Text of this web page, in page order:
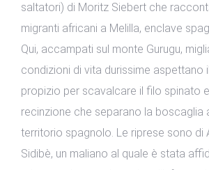
saltatori) di Moritz Siebert che
migranti africani a Melilla, enclave
Qui, accampati sul monte Gurugu,
condizioni di vita durissime aspettano
propizio per scavalcare il filo spinato
recinzione che separano la boscaglia
territorio spagnolo. Le riprese sono di
Sidibè, un maliano al quale è stata